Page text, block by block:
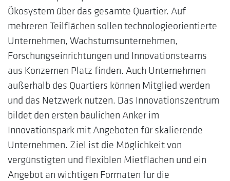
Ökosystem über das gesamte Quartier. Auf
mehreren Teilflächen sollen technologieorientierte
Unternehmen, Wachstumsunternehmen,
Forschungseinrichtungen und Innovationsteams
aus Konzernen Platz finden. Auch Unternehmen
außerhalb des Quartiers können Mitglied werden
und das Netzwerk nutzen. Das Innovationszentrum
bildet den ersten baulichen Anker im
Innovationspark mit Angeboten für skalierende
Unternehmen. Ziel ist die Möglichkeit von
vergünstigten und flexiblen Mietflächen und ein
Angebot an wichtigen Formaten für die